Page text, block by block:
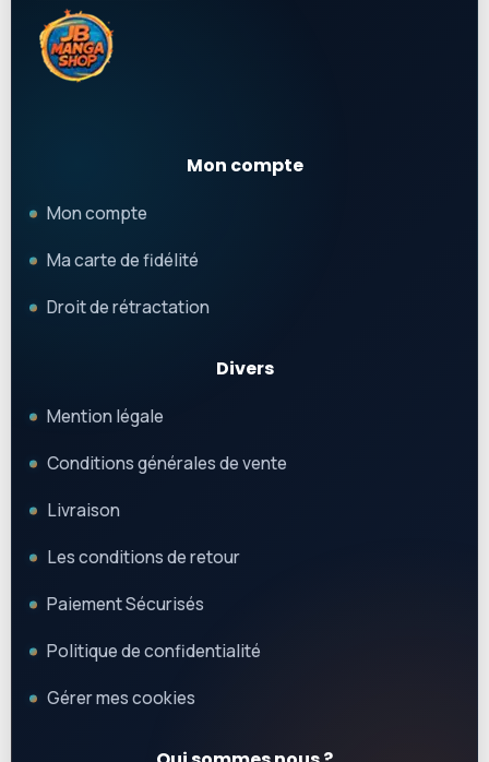
Mon compte
Mon compte
Ma carte de fidélité
Droit de rétractation
Divers
Mention légale
Conditions générales de vente
Livraison
Les conditions de retour
Paiement Sécurisés
Politique de confidentialité
Gérer mes cookies